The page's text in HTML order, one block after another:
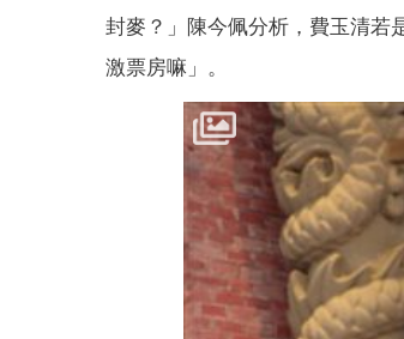
封麥？」陳今佩分析，費玉清若
激票房嘛」。